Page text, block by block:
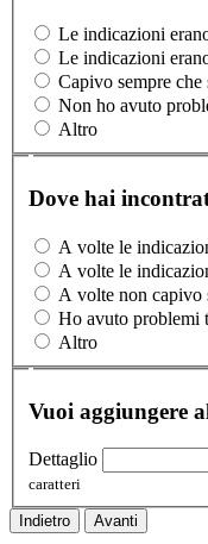
Le indicazioni
Le indicazioni
Capivo sempre che
Non ho avuto
Altro
Dove hai
A volte le
A volte le
A volte non capivo
Ho avuto problemi
Altro
Vuoi aggiungere
Dettaglio
caratteri
Indietro Avanti